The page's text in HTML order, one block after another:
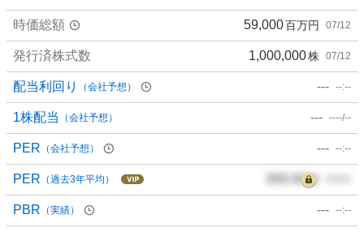
0
0
%
、
買
い
た
い
0
%
様
子
時価総額 59,000百万円 07/12
発行済株式数 1,000,000株 07/12
配当利回り （会社予想） --- --:--
1株配当 （会社予想） --- ----/--
PER （会社予想） --- --:--
PER （過去3年平均） 000.00倍
PBR （実績） --- --:--